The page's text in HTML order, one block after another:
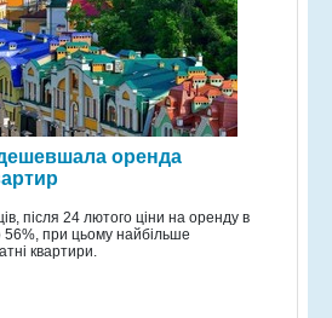
оренда
після 24 лютого ціни на оренду в
56%, при цьому найбільше
квартири.